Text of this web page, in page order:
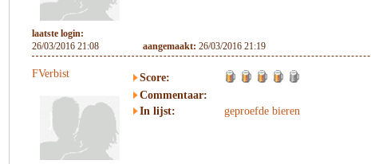
laatste login:
26/03/2016 21:08
aangemaakt: 26/03/2016 21:19
FVerbist
Score:
Commentaar:
In lijst:
geproefde bieren